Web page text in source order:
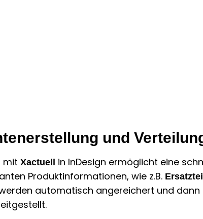
und
mit Xactuell in InDesign ermöglicht eine
Produktinformationen, wie z.B.
automatisch angereichert und